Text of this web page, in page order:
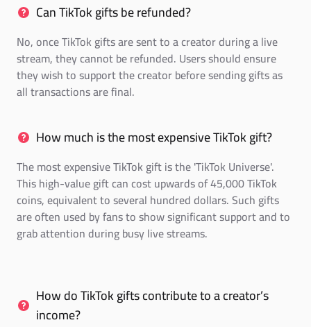
Can TikTok gifts be refunded?
No, once TikTok gifts are sent to a creator during a live
stream, they cannot be refunded. Users should ensure
they wish to support the creator before sending gifts as
all transactions are final.
How much is the most expensive TikTok gift?
The most expensive TikTok gift is the 'TikTok Universe'.
This high-value gift can cost upwards of 45,000 TikTok
coins, equivalent to several hundred dollars. Such gifts
are often used by fans to show significant support and to
grab attention during busy live streams.
How do TikTok gifts contribute to a creator’s
income?